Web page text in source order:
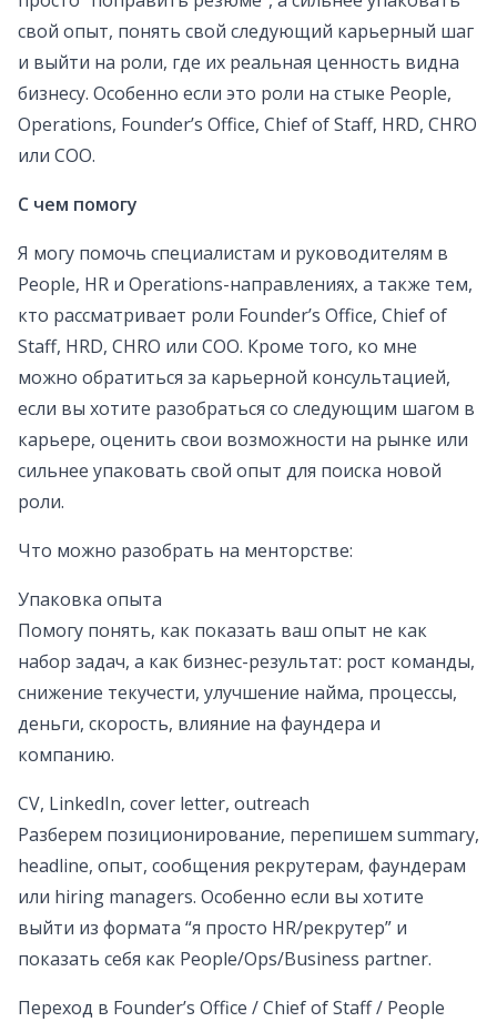
свой опыт, понять свой следующий карьерный шаг
и выйти на роли, где их реальная ценность видна
бизнесу. Особенно если это роли на стыке People,
Operations, Founder’s Office, Chief of Staff, HRD, CHRO
или COO.
С чем помогу
Я могу помочь специалистам и руководителям в
People, HR и Operations-направлениях, а также тем,
кто рассматривает роли Founder’s Office, Chief of
Staff, HRD, CHRO или COO. Кроме того, ко мне
можно обратиться за карьерной консультацией,
если вы хотите разобраться со следующим шагом в
карьере, оценить свои возможности на рынке или
сильнее упаковать свой опыт для поиска новой
роли.
Что можно разобрать на менторстве:
Упаковка опыта
Помогу понять, как показать ваш опыт не как
набор задач, а как бизнес-результат: рост команды,
снижение текучести, улучшение найма, процессы,
деньги, скорость, влияние на фаундера и
компанию.
CV, LinkedIn, cover letter, outreach
Разберем позиционирование, перепишем summary,
headline, опыт, сообщения рекрутерам, фаундерам
или hiring managers. Особенно если вы хотите
выйти из формата “я просто HR/рекрутер” и
показать себя как People/Ops/Business partner.
Переход в Founder’s Office / Chief of Staff / People